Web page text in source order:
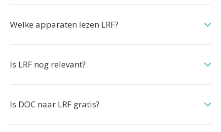
Welke apparaten lezen LRF?
Is LRF nog relevant?
Is DOC naar LRF gratis?